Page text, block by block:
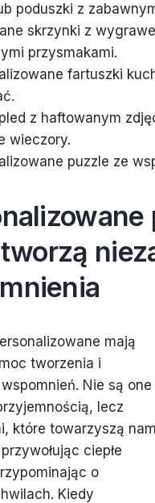
poduszki z
skrzynki z
przysmakami.
fartuszki
pled z haftowanym
wieczory.
puzzle ze
mają
tworzenia i
Nie są one
lecz
które towarzyszą nam
ciepłe
o
Kiedy